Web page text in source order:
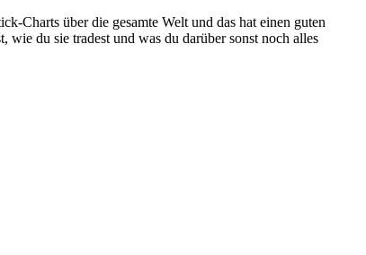
Charts über die gesamte Welt und das hat einen guten
du sie tradest und was du darüber sonst noch alles